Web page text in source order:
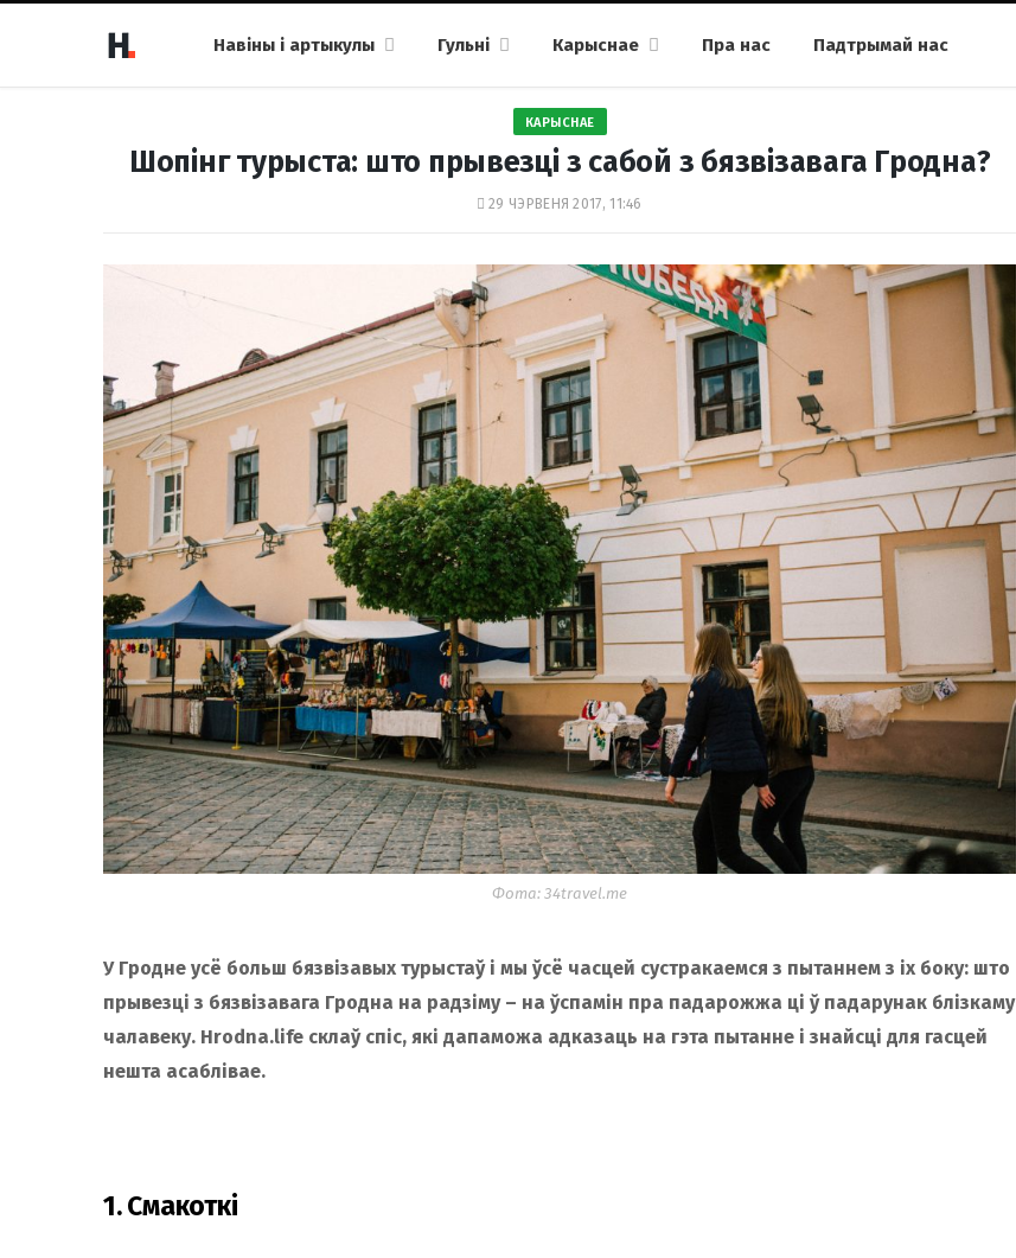
Навіны і артыкулы Гульні Карыснае Пра нас Падтрымай нас
КАРЫСНАЕ
Шопінг турыста: што прывезці з сабой з бязвізавага Гродна?
29 ЧЭРВЕНЯ 2017, 11:46
Фота: 34travel.me
У Гродне усё больш бязвізавых турыстаў і мы ўсё часцей сустракаемся з пытаннем з іх боку: што
прывезці з бязвізавага Гродна на радзіму – на ўспамін пра падарожжа ці ў падарунак блізкаму
чалавеку. Hrodna.life склаў спіс, які дапаможа адказаць на гэта пытанне і знайсці для гасцей
нешта асаблівае.
1. Смакоткі